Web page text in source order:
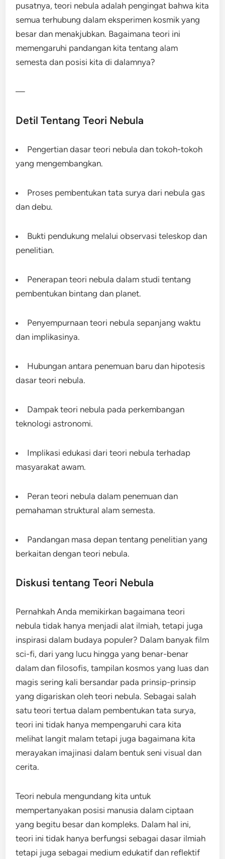
pusatnya, teori nebula adalah pengingat bahwa kita
semua terhubung dalam eksperimen kosmik yang
besar dan menakjubkan. Bagaimana teori ini
memengaruhi pandangan kita tentang alam
semesta dan posisi kita di dalamnya?
—
Detil Tentang Teori Nebula
Pengertian dasar teori nebula dan tokoh-tokoh
yang mengembangkan.
Proses pembentukan tata surya dari nebula gas
dan debu.
Bukti pendukung melalui observasi teleskop dan
penelitian.
Penerapan teori nebula dalam studi tentang
pembentukan bintang dan planet.
Penyempurnaan teori nebula sepanjang waktu
dan implikasinya.
Hubungan antara penemuan baru dan hipotesis
dasar teori nebula.
Dampak teori nebula pada perkembangan
teknologi astronomi.
Implikasi edukasi dari teori nebula terhadap
masyarakat awam.
Peran teori nebula dalam penemuan dan
pemahaman struktural alam semesta.
Pandangan masa depan tentang penelitian yang
berkaitan dengan teori nebula.
Diskusi tentang Teori Nebula
Pernahkah Anda memikirkan bagaimana teori
nebula tidak hanya menjadi alat ilmiah, tetapi juga
inspirasi dalam budaya populer? Dalam banyak film
sci-fi, dari yang lucu hingga yang benar-benar
dalam dan filosofis, tampilan kosmos yang luas dan
magis sering kali bersandar pada prinsip-prinsip
yang digariskan oleh teori nebula. Sebagai salah
satu teori tertua dalam pembentukan tata surya,
teori ini tidak hanya mempengaruhi cara kita
melihat langit malam tetapi juga bagaimana kita
merayakan imajinasi dalam bentuk seni visual dan
cerita.
Teori nebula mengundang kita untuk
mempertanyakan posisi manusia dalam ciptaan
yang begitu besar dan kompleks. Dalam hal ini,
teori ini tidak hanya berfungsi sebagai dasar ilmiah
tetapi juga sebagai medium edukatif dan reflektif